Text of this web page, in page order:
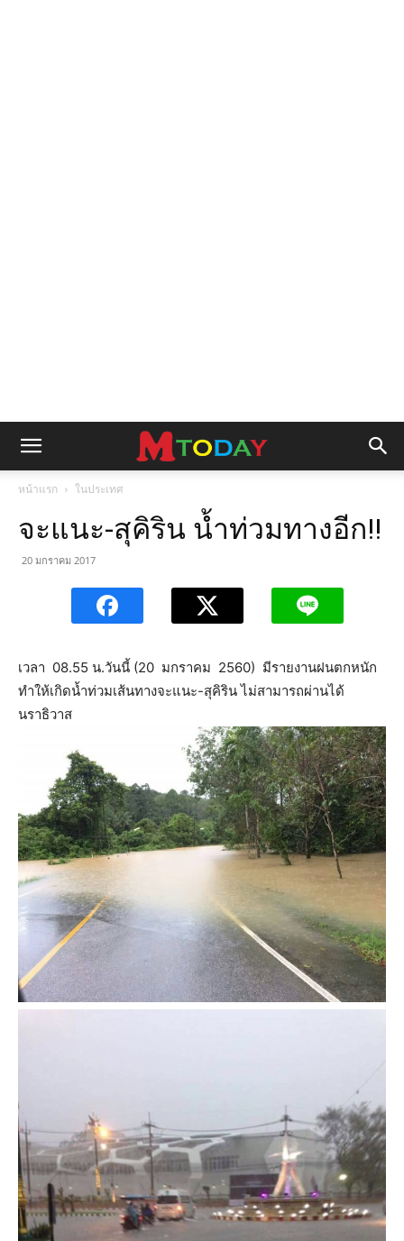
หน้าแรก ในประเทศ
จะแนะ-สุคิริน น้ำท่วมทางอีก!!
20 มกราคม 2017
เวลา 08.55 น.วันนี้ (20 มกราคม 2560) มีรายงานฝนตกหนัก
ทำให้เกิดน้ำท่วมเส้นทางจะแนะ-สุคิริน ไม่สามารถผ่านได้
นราธิวาส